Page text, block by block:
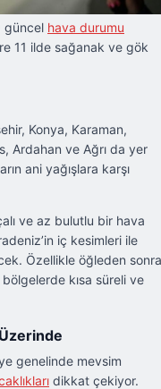
güncel hava durumu
11 ilde sağanak ve gök
Konya, Karaman,
Ardahan ve Ağrı da yer
ani yağışlara karşı
ve az bulutlu bir hava
iç kesimleri ile
Özellikle öğleden sonra
bölgelerde kısa süreli ve
genelinde mevsim
dikkat çekiyor.